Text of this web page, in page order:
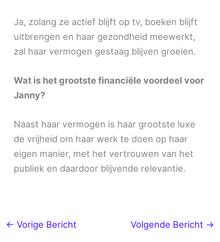
Ja, zolang ze actief blijft op tv, boeken blijft
uitbrengen en haar gezondheid meewerkt,
zal haar vermogen gestaag blijven groeien.
Wat is het grootste financiële voordeel voor
Janny?
Naast haar vermogen is haar grootste luxe
de vrijheid om haar werk te doen op haar
eigen manier, met het vertrouwen van het
publiek en daardoor blijvende relevantie.
← Vorige Bericht Volgende Bericht →